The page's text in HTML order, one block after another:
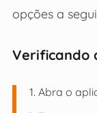
opções a
Verificando
Abra o